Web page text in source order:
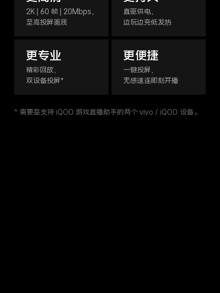
2K | 60 帧 | 20Mbps，
至高投屏画质
直驱供电，
边玩边充低发热
更专业
精彩回放，
双设备投屏*
更便捷
一键投屏，
无感速连即刻开播
* 需要是支持 iQOO 游戏直播助手的两个 vivo / iQOO 设备。